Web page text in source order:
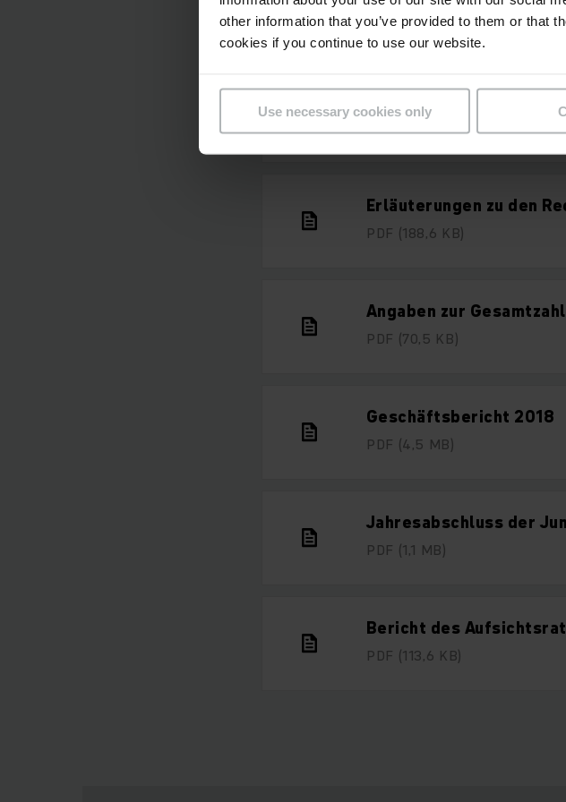
other information that you’ve provided to them or that
cookies if you continue to use our website.
Use necessary cookies only
PDF (91,9 KB)
PDF(92,4 KB)
Erläuterungen zu den
PDF (188,6 KB)
Angaben zur
PDF (70,5 KB)
Geschäftsbericht 2018
PDF (4,5 MB)
Jahresabschluss der
PDF (1,1 MB)
Bericht des
PDF (113,6 KB)